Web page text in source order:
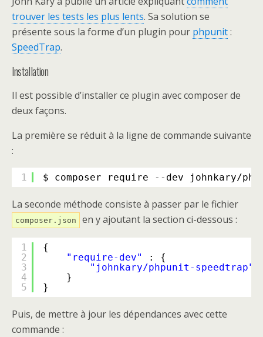
trouver les tests les plus lents. Sa solution se
présente sous la forme d’un plugin pour phpunit:
SpeedTrap.
Installation
Il est possible d’installer ce plugin avec composer de
deux façons.
La première se réduit à la ligne de commande suivante
:
1 $ composer require --dev johnkary/
La seconde méthode consiste à passer par le fichier
composer.json en y ajoutant la section ci-dessous :
1
2
3
4
5
{
"require-dev"
: {
"johnkary/phpunit-speedtrap"
}
}
Puis, de mettre à jour les dépendances avec cette
commande :